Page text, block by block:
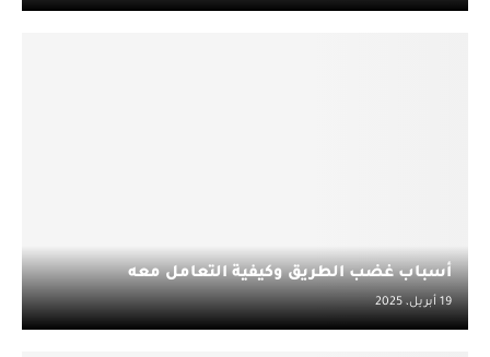
أسباب غضب الطريق وكيفية التعامل معه
19 أبريل، 2025